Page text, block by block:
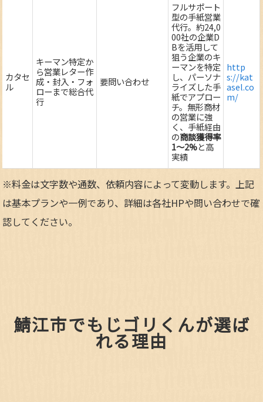
カタセ
ル
キーマン特定か
ら営業レター作
成・封入・フォ
ローまで総合代
行
要問い合わせ
フルサポート
型の手紙営業
代行。約24,0
00社の企業D
Bを活用して
狙う企業のキ
ーマンを特定
し、パーソナ
ライズした手
紙でアプロー
チ。無形商材
の営業に強
く、手紙経由
の商談獲得率
1～2%と高
実績
http
s://kat
asel.co
m/
※料金は文字数や通数、依頼内容によって変動します。上記
は基本プランや一例であり、詳細は各社HPや問い合わせで確
認してください。​
鯖江市でもじゴリくんが選ば
れる理由